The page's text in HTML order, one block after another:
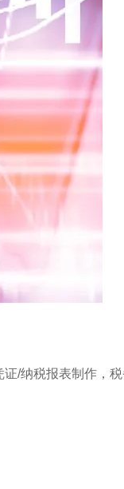
/纳税报表制作，